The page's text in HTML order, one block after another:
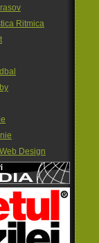
Ritmica
Design